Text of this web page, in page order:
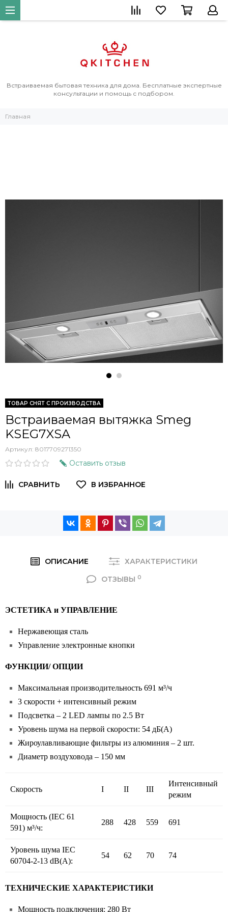
Встраиваемая бытовая техника для дома. Бесплатные экспертные
консультации и помощь с подбором.
Главная
ТОВАР СНЯТ С ПРОИЗВОДСТВА
Встраиваемая вытяжка Smeg
KSEG7XSA
Артикул: 8017709271350
Оставить отзыв
ОПИСАНИЕ
ХАРАКТЕРИСТИКИ
ОТЗЫВЫ 0
ЭСТЕТИКА и УПРАВЛЕНИЕ
Нержавеющая сталь
Управление электронные кнопки
ФУНКЦИИ/ ОПЦИИ
Максимальная производительность 691 м³/ч
3 скорости + интенсивный режим
Подсветка – 2 LED лампы по 2.5 Вт
Уровень шума на первой скорости: 54 дБ(А)
Жироулавливающие фильтры из алюминия – 2 шт.
Диаметр воздуховода – 150 мм
Скорость I II III
Интенсивный
режим
Мощность (IEC 61
591) м³/ч:
288 428 559 691
Уровень шума IEC
60704-2-13 dB(A):
54 62 70 74
ТЕХНИЧЕСКИЕ ХАРАКТЕРИСТИКИ
Мощность подключения: 280 Вт